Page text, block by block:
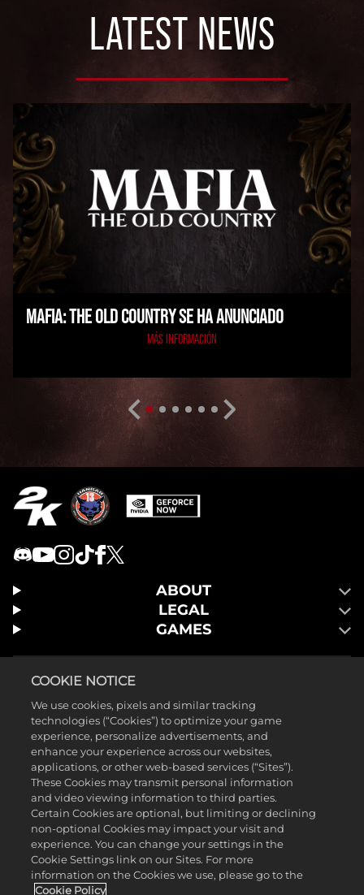
LATEST NEWS
MAFIA: THE OLD COUNTRY SE HA ANUNCIADO
MÁS INFORMACIÓN
ABOUT
LEGAL
GAMES
©2026 Take-Two Interactive Software Inc. Publicado por 2K Games.
Desarrollado por Hangar 13. Mafia, Take-Two Interactive Software, 2K,
Hangar 13 y sus respectivos logos son marcas comerciales de Take-
COOKIE NOTICE
We use cookies, pixels and similar tracking
technologies (“Cookies”) to optimize your game
experience, personalize advertisements, and
enhance your experience across our websites,
applications, or other web-based services (“Sites”).
These Cookies may transmit personal information
and video viewing information to third parties.
Certain Cookies are optional, but limiting or declining
non-optional Cookies may impact your visit and
experience. You can change your settings in the
Cookie Settings link on our Sites. For more
information on the Cookies we use, please go to the
Cookie Policy